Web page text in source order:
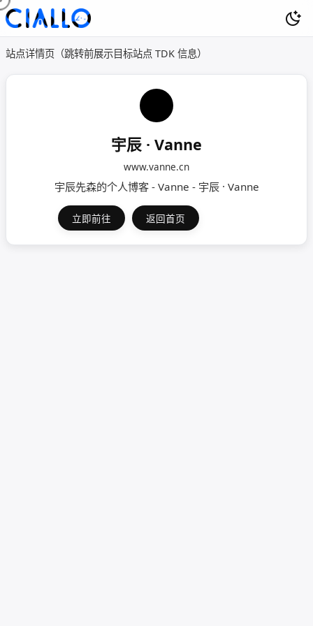
站点详情页（跳转前展示目标站点 TDK 信息）
宇辰 · Vanne
www.vanne.cn
宇辰先森的个人博客 - Vanne - 宇辰 · Vanne
立即前往 返回首页